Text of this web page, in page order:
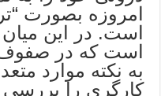
امروزه بصورت
است. در این
است که در صفوف
به نکته موارد
کارگری را بررسی